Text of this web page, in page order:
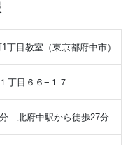
丁目教室（東京都府中市）
丁目６６−１７
北府中駅から徒歩27分